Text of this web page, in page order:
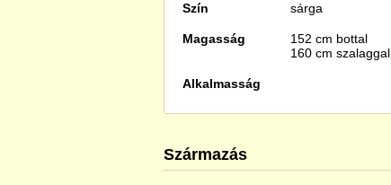
Szín sárga
Magasság
152 cm bottal
160 cm szalaggal
Alkalmasság
Származás